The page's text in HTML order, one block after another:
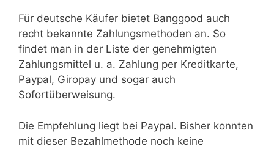
Für deutsche Käufer bietet Banggood auch
recht bekannte Zahlungsmethoden an. So
findet man in der Liste der genehmigten
Zahlungsmittel u. a. Zahlung per Kreditkarte,
Paypal, Giropay und sogar auch
Sofortüberweisung.
Die Empfehlung liegt bei Paypal. Bisher konnten
mit dieser Bezahlmethode noch keine